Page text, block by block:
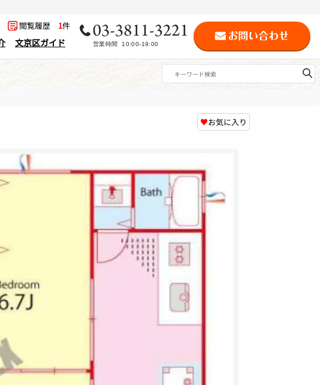
閲覧履歴 1件
文京区ガイド
♥お気に入り